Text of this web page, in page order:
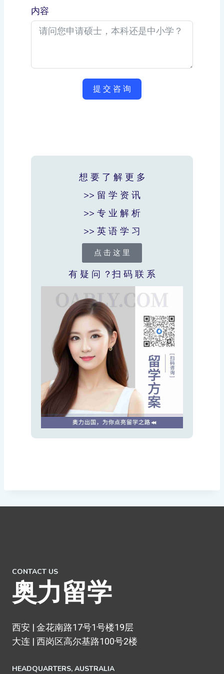
内容
提 交 咨 询
想 要 了 解 更 多
>> 留 学 资 讯
>> 专 业 解 析
>> 英 语 学 习
点 击 这 里
有 疑 问 ？扫 码 联 系
CONTACT US
奥力留学
西安 | 金花南路17号1号楼19层
大连 | 西岗区高尔基路100号2楼
HEADQUARTERS​, AUSTRALIA